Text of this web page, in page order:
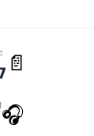
📄
🎧